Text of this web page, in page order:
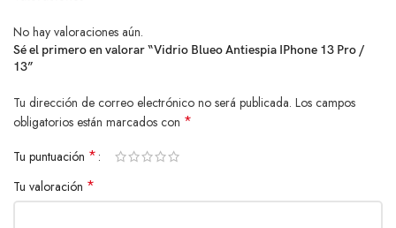
No hay valoraciones aún.
Sé el primero en valorar “Vidrio Blueo Antiespia IPhone 13 Pro /
13”
Tu dirección de correo electrónico no será publicada. Los campos
obligatorios están marcados con *
Tu puntuación *
Tu valoración *